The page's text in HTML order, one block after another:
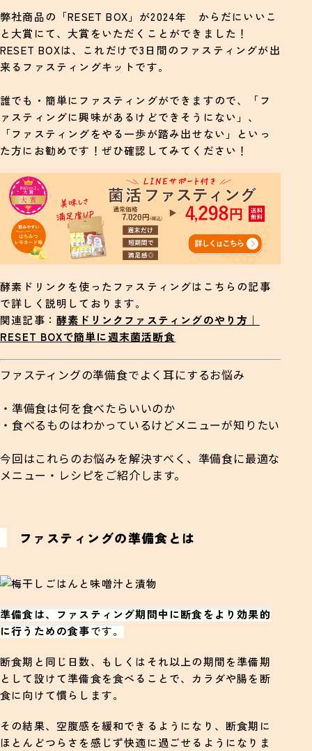
塩麹豆腐とアボカド
塩麹と水煮缶で発酵さばカレー
コンビニ飯
弊社商品の「RESET BOX」が2024年 からだにいいこ
と大賞にて、大賞をいただくことができました！
RESET BOXは、これだけで3日間のファスティングが出
来るファスティングキットです。
誰でも・簡単にファスティングができますので、「フ
ァスティングに興味があるけどできそうにない」、
「ファスティングをやる一歩が踏み出せない」といっ
た方にお勧めです！ぜひ確認してみてください！
酵素ドリンクを使ったファスティングはこちらの記事
で詳しく説明しております。
関連記事： 酵素ドリンクファスティングのやり方｜
RESET BOXで簡単に週末菌活断食
ファスティングの準備食でよく耳にするお悩み
・準備食は何を食べたらいいのか
・食べるものはわかっているけどメニューが知りたい
今回はこれらのお悩みを解決すべく、準備食に最適な
メニュー・レシピをご紹介します。
ファスティングの準備食とは
準備食は、ファスティング期間中に断食をより効果的
に行うための食事です。
断食期と同じ日数、もしくはそれ以上の期間を準備期
として設けて準備食を食べることで、カラダや腸を断
食に向けて慣らします。
その結果、空腹感を緩和できるようになり、断食期に
ほとんどつらさを感じず快適に過ごせるようになりま